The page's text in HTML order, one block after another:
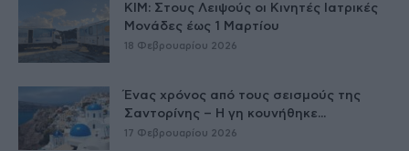
ΚΙΜ: Στους Λειψούς οι Κινητές Ιατρικές
Μονάδες έως 1 Μαρτίου
18 Φεβρουαρίου 2026
Ένας χρόνος από τους σεισμούς της
Σαντορίνης – Η γη κουνήθηκε...
17 Φεβρουαρίου 2026